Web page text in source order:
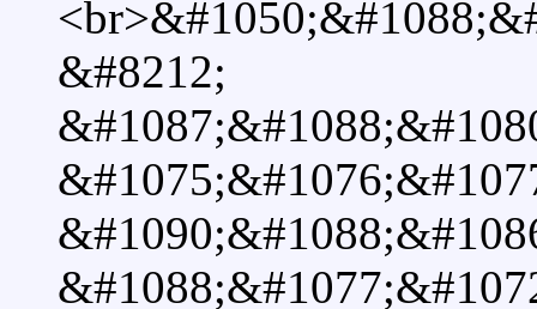
&#8212;